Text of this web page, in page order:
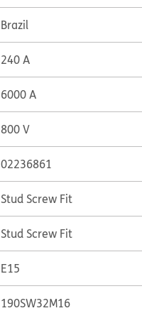
Brazil
240 A
6000 A
800 V
02236861
Stud Screw Fit
Stud Screw Fit
E15
190SW32M16